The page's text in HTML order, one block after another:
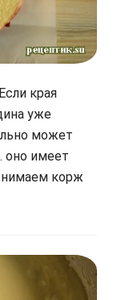
края
уже
может
оно имеет
корж